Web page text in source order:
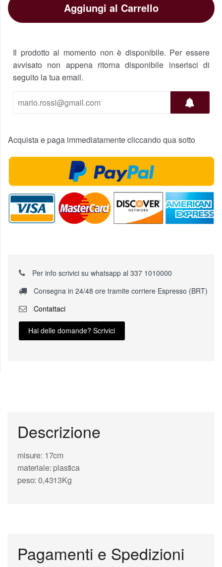
Aggiungi al Carrello
Il prodotto al momento non è disponibile. Per essere
avvisato non appena ritorna disponibile inserisci di
seguito la tua email.
Acquista e paga immediatamente cliccando qua sotto
Per info scrivici su whatsapp al 337 1010000
Consegna in 24/48 ore tramite corriere Espresso (BRT)
Contattaci
Hai delle domande? Scrivici
Descrizione
misure: 17cm
materiale: plastica
peso: 0,4313Kg
Pagamenti e Spedizioni